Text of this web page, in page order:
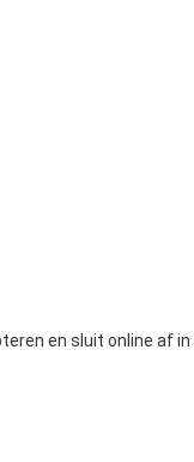
en sluit online af in